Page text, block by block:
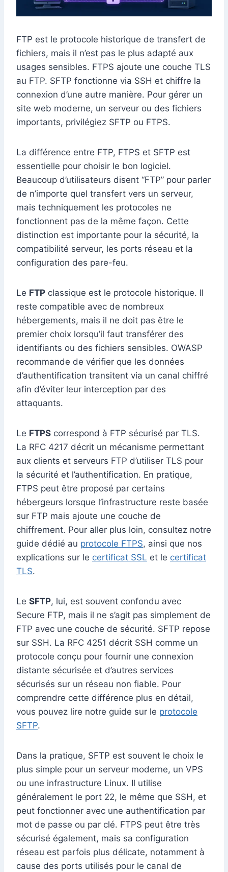
FTP est le protocole historique de transfert de
fichiers, mais il n’est pas le plus adapté aux
usages sensibles. FTPS ajoute une couche TLS
au FTP. SFTP fonctionne via SSH et chiffre la
connexion d’une autre manière. Pour gérer un
site web moderne, un serveur ou des fichiers
importants, privilégiez SFTP ou FTPS.
La différence entre FTP, FTPS et SFTP est
essentielle pour choisir le bon logiciel.
Beaucoup d’utilisateurs disent “FTP” pour parler
de n’importe quel transfert vers un serveur,
mais techniquement les protocoles ne
fonctionnent pas de la même façon. Cette
distinction est importante pour la sécurité, la
compatibilité serveur, les ports réseau et la
configuration des pare-feu.
Le FTP classique est le protocole historique. Il
reste compatible avec de nombreux
hébergements, mais il ne doit pas être le
premier choix lorsqu’il faut transférer des
identifiants ou des fichiers sensibles. OWASP
recommande de vérifier que les données
d’authentification transitent via un canal chiffré
afin d’éviter leur interception par des
attaquants.
Le FTPS correspond à FTP sécurisé par TLS.
La RFC 4217 décrit un mécanisme permettant
aux clients et serveurs FTP d’utiliser TLS pour
la sécurité et l’authentification. En pratique,
FTPS peut être proposé par certains
hébergeurs lorsque l’infrastructure reste basée
sur FTP mais ajoute une couche de
chiffrement. Pour aller plus loin, consultez notre
guide dédié au protocole FTPS, ainsi que nos
explications sur le certificat SSL et le certificat
TLS.
Le SFTP, lui, est souvent confondu avec
Secure FTP, mais il ne s’agit pas simplement de
FTP avec une couche de sécurité. SFTP repose
sur SSH. La RFC 4251 décrit SSH comme un
protocole conçu pour fournir une connexion
distante sécurisée et d’autres services
sécurisés sur un réseau non fiable. Pour
comprendre cette différence plus en détail,
vous pouvez lire notre guide sur le protocole
SFTP.
Dans la pratique, SFTP est souvent le choix le
plus simple pour un serveur moderne, un VPS
ou une infrastructure Linux. Il utilise
généralement le port 22, le même que SSH, et
peut fonctionner avec une authentification par
mot de passe ou par clé. FTPS peut être très
sécurisé également, mais sa configuration
réseau est parfois plus délicate, notamment à
cause des ports utilisés pour le canal de